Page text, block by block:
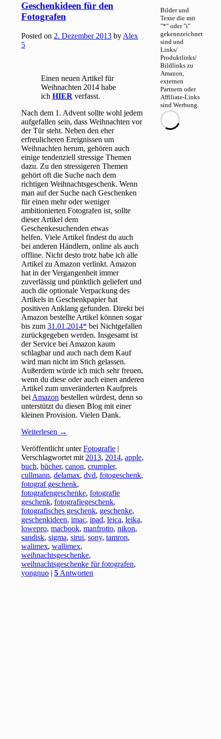
Geschenkideen für den
Fotografen
Posted on 2. Dezember 2013 by Alex
5
Einen neuen Artikel für
Weihnachten 2014 habe
ichHIER verfasst.
Nach dem 1. Advent sollte wohl jedem
aufgefallen sein, dass Weihnachten vor
der Tür steht. Neben den eher
erfreulicheren Ereignissen um
Weihnachten herum, gehören auch
einige tendenziell stressige Themen
dazu. Zu den stressigeren Themen
gehört oft die Suche nach dem
richtigen Weihnachtsgeschenk. Wenn
man auf der Suche nach Geschenken
für einen mehr oder weniger
ambitionierten Fotografen ist, sollte
dieser Artikel dem
Geschenkesuchenden etwas
helfen. Viele Artikel findest du auch
bei anderen Händlern, online als auch
offline. Nicht desto trotz habe ich alle
Artikel zu Amazon verlinkt. Amazon
hat in der Vergangenheit immer
zuverlässig und pünktlich geliefert und
auch die optionale Verpackung des
Artikels in Geschenkpapier hat
positiven Anklang gefunden. Direkt bei
Amazon bestellte Artikel können sogar
bis zum31.01.2014
bei Nichtgefallen
zurückgegeben werden. Insgesamt ist
der Service bei Amazon kaum
schlagbar und auch nach dem Kauf
wird man nicht im Stich gelassen.
Außerdem würde ich mich sehr freuen,
wenn du diese oder auch einen anderen
Artikel zum unveränderten Kaufpreis
bei Amazon bestellen würdest, denn so
unterstützt du diesen Blog mit einer
kleinen Provision. Vielen Dank.
Weiterlesen →
Veröffentlicht unter Fotografie |
Verschlagwortet mit 2013, 2014,apple,
buch,bücher,canon,crumpler,
cullmann,delamax,dvd,fotogeschenk,
fotograf geschenk,
fotografengeschenke,fotografie
geschenk,fotografiegeschenk,
fotografisches geschenk, geschenke,
geschenkideen,imac,ipad,leica,leika,
lowepro,macbook,manfrotto,nikon,
sandisk,sigma,sirui,sony,tamron,
walimex,wallimex,
weihnachtsgeschenke,
weihnachtsgeschenke für fotografen,
yongnuo |5 Antworten
Bilder und
Texte die mit
"*" oder "i"
gekennzeichnet
sind und
Links/
Produktlinks/
Bildlinks zu
Amazon,
externen
Partnern oder
Affiliate-Links
sind Werbung.